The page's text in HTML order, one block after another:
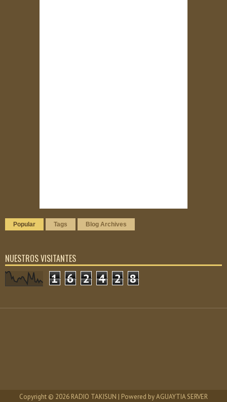
Popular Tags Blog Archives
NUESTROS VISITANTES
1 6 2 4 2 8
Copyright © 2026 RADIO TAKISUN | Powered byAGUAYTIA SERVER